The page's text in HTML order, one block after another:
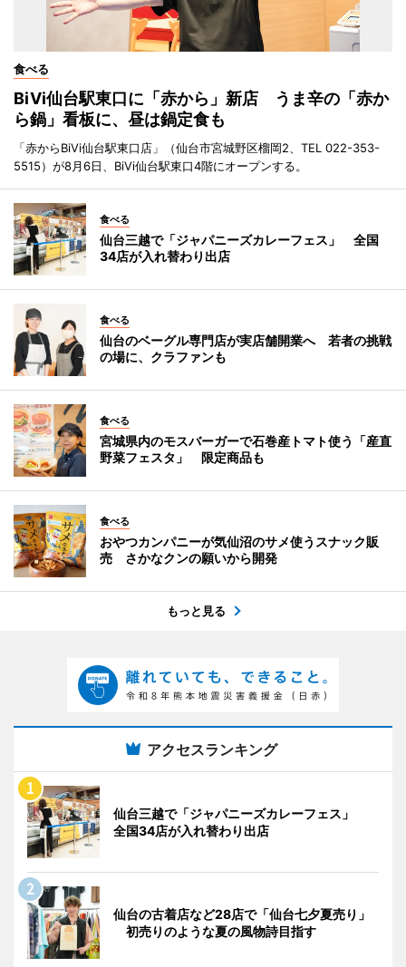
食べる
BiVi仙台駅東口に「赤から」新店 うま辛の「赤か
ら鍋」看板に、昼は鍋定食も
「赤からBiVi仙台駅東口店」（仙台市宮城野区榴岡2、TEL 022-353-
5515）が8月6日、BiVi仙台駅東口4階にオープンする。
食べる
仙台三越で「ジャパニーズカレーフェス」 全国
34店が入れ替わり出店
食べる
仙台のベーグル専門店が実店舗開業へ 若者の挑戦
の場に、クラファンも
食べる
宮城県内のモスバーガーで石巻産トマト使う「産直
野菜フェスタ」 限定商品も
食べる
おやつカンパニーが気仙沼のサメ使うスナック販
売 さかなクンの願いから開発
もっと見る
アクセスランキング
仙台三越で「ジャパニーズカレーフェス」
全国34店が入れ替わり出店
仙台の古着店など28店で「仙台七夕夏売り」
初売りのような夏の風物詩目指す